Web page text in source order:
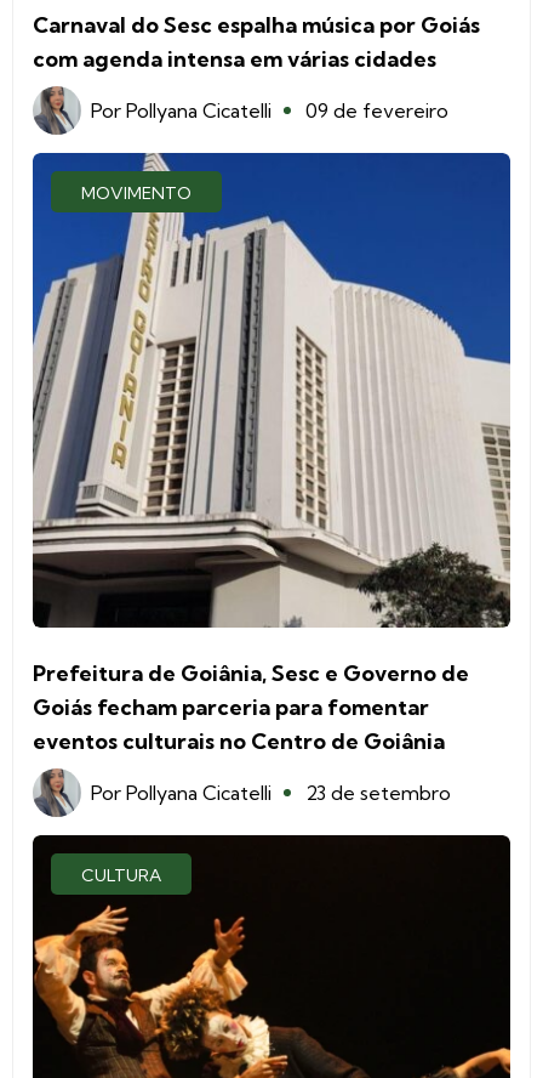
Carnaval do Sesc espalha música por Goiás
com agenda intensa em várias cidades
Por Pollyana Cicatelli 09 de fevereiro
MOVIMENTO
Prefeitura de Goiânia, Sesc e Governo de
Goiás fecham parceria para fomentar
eventos culturais no Centro de Goiânia
Por Pollyana Cicatelli 23 de setembro
CULTURA